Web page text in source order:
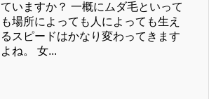
ていますか？ 一概にムダ毛といって
も場所によっても人によっても生え
るスピードはかなり変わってきます
よね。 女...